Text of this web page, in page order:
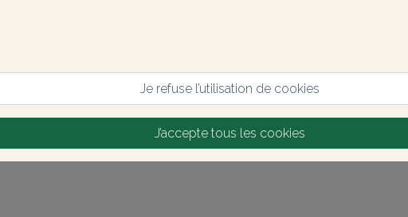
Je refuse l’utilisation de cookies
J’accepte tous les cookies